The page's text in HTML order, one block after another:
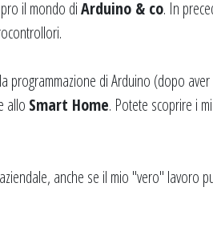
il mondo diArduino & co. In
di Arduino (dopo
allo Smart Home. Potete scoprire i
anche se il mio "vero" lavoro